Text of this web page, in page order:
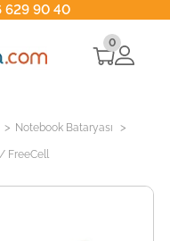
90 40
0
> Notebook Bataryası >
FreeCell